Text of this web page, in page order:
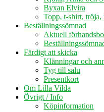
Byxan Elvira
Topp, t-shirt, tröja,
Beställningssömnad
Aktuell
Färdigt att skicka
Klänningar och
Tyg till salu
Presentkort
Om Lilla Vilda
Övrigt / Info
Köpinformation